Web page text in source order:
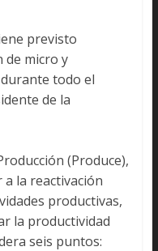
previsto
de micro y
todo el
de la
(Produce),
la reactivación
productivas,
la productividad
seis puntos: